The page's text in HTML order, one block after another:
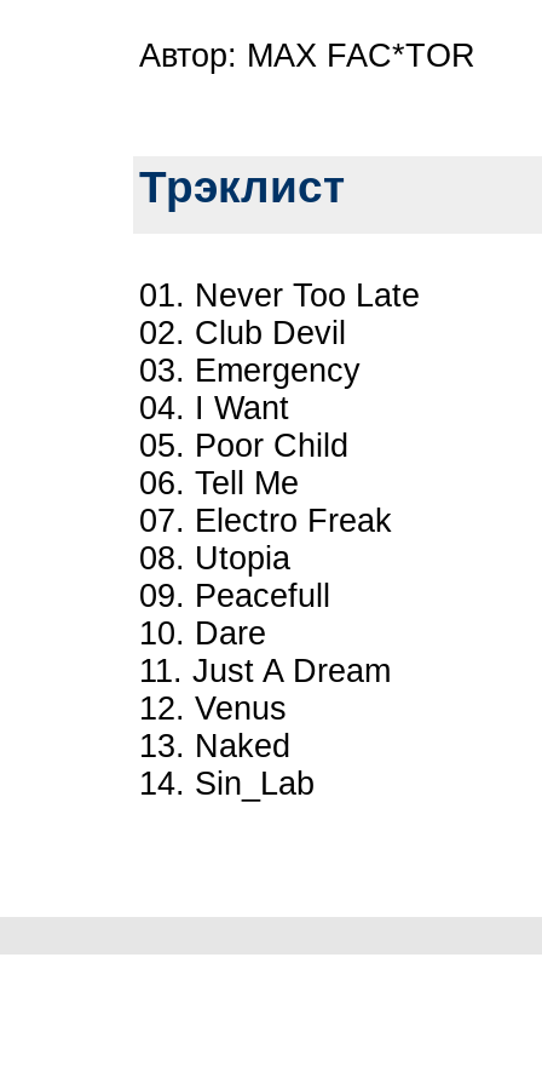
Автор: MAX FAC*TOR
Трэклист
01. Never Too Late
02. Club Devil
03. Emergency
04. I Want
05. Poor Child
06. Tell Me
07. Electro Freak
08. Utopia
09. Peacefull
10. Dare
11. Just A Dream
12. Venus
13. Naked
14. Sin_Lab